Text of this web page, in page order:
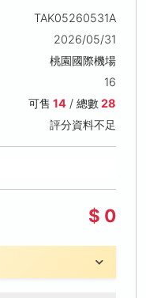
TAK05260531A
2026/05/31
桃園國際機場
16
可售 14/ 總數28
評分資料不足
$ 0